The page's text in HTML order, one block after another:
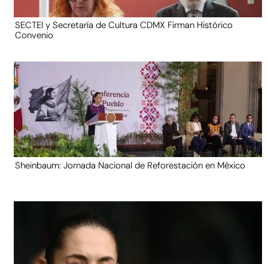
SECTEI y Secretaría de Cultura CDMX Firman Histórico
Convenio
Sheinbaum: Jornada Nacional de Reforestación en México